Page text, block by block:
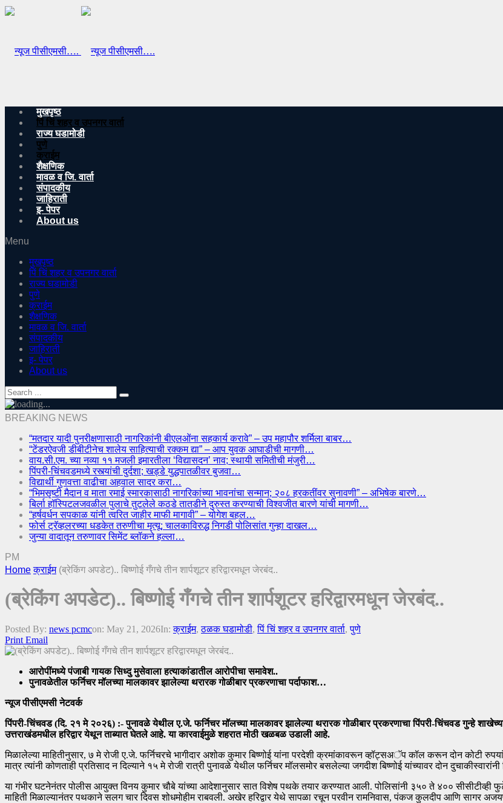
मुखपृष्ठ
पिं चिं शहर व उपनगर वार्ता
राज्य घडामोडी
पुणे
क्राईम
शैक्षणिक
मावळ व जि. वार्ता
संपादकीय
जाहिराती
इ- पेपर
About us
Menu
मुखपृष्ठ
पिं चिं शहर व उपनगर वार्ता
राज्य घडामोडी
पुणे
क्राईम
शैक्षणिक
मावळ व जि. वार्ता
संपादकीय
जाहिराती
इ- पेपर
About us
BREAKING NEWS
“मतदार यादी पुनरीक्षणासाठी नागरिकांनी बीएलओंना सहकार्य करावे” – उप महापौर शर्मिला बाबर…
“टेंडरऐवजी डीबीटीनेच शालेय साहित्याची रक्कम द्या” – आप युवक आघाडीची मागणी…
वाय.सी.एम. च्या नव्या ११ मजली इमारतीला ‘विद्यासदन’ नाव; स्थायी समितीची मंजुरी…
पिंपरी-चिंचवडमध्ये रस्त्यांची दुर्दशा; खड्डे युद्धपातळीवर बुजवा…
विद्यार्थी गुणवत्ता वाढीचा अहवाल सादर करा…
“भिमसृष्टी मैदान व माता रमाई स्मारकासाठी नागरिकांच्या भावनांचा सन्मान; २०८ हरकतींवर सुनावणी” – अभिषेक बारणे…
बिर्ला हॉस्पिटलजवळील पुलाचे तुटलेले कठडे तातडीने दुरुस्त करण्याची विश्वजीत बारणे यांची मागणी…
“हर्षवर्धन सपकाळ यांनी त्वरित जाहीर माफी मागावी” – योगेश बहल…
फोर्स ट्रॅव्हलरच्या धडकेत तरुणीचा मृत्यू; चालकाविरुद्ध निगडी पोलिसांत गुन्हा दाखल…
जुन्या वादातून तरुणावर सिमेंट ब्लॉकने हल्ला…
PM
Home क्राईम (ब्रेकिंग अपडेट).. बिष्णोई गँगचे तीन शार्पशूटर हरिद्वारमधून जेरबंद..
(ब्रेकिंग अपडेट).. बिष्णोई गँगचे तीन शार्पशूटर हरिद्वारमधून जेरबंद..
Posted By: news pcmcon: May 21, 2026In:क्राईम,ठळक घडामोडी,पिं चिं शहर व उपनगर वार्ता,पुणे
Print Email
आरोपींमध्ये पंजाबी गायक सिध्दु मुसेवाला हत्याकांडातील आरोपीचा समावेश..
पुनावळेतील फर्निचर मॉलच्या मालकावर झालेल्या थरारक गोळीबार प्रकरणाचा पर्दाफाश…
न्यूज पीसीएमसी नेटवर्क
पिंपरी-चिंचवड (दि. २१ मे २०२६) :- पुनावळे येथील ए.जे. फर्निचर मॉलच्या मालकावर झालेल्या थरारक गोळीबार प्रकरणाचा पिंपरी-चिंचवड गुन्हे
उत्तराखंडमधील हरिद्वार येथून ताब्यात घेतले आहे. या कारवाईमुळे शहरात मोठी खळबळ उडाली आहे.
मिळालेल्या माहितीनुसार, ७ मे रोजी ए.जे. फर्निचरचे भागीदार अशोक कुमार बिष्णोई यांना परदेशी क्रमांकावरून व्हॉट्सअॅप कॉल करून दोन कोटी
मात्र त्यांनी कोणताही प्रतिसाद न दिल्याने १५ मे रोजी रात्री पुनावळे येथील फर्निचर मॉलसमोर बसलेल्या जगदीश बिष्णोई यांच्यावर दोन
या गंभीर घटनेनंतर पोलीस आयुक्त विनय कुमार चौबे यांच्या आदेशानुसार सात विशेष पथके तयार करण्यात आली. पोलिसांनी ३५० ते ४०० सीसीटीव्ही
माहिती मिळाल्यानंतर पथकाने सलग चार दिवस शोधमोहीम राबवली. अखेर हरिद्वार येथे सापळा रचून परवीन रामनिवास, पंकज कुलदीप आणि सागर